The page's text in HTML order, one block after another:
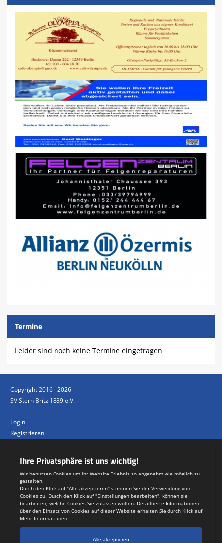
Termine
Leider sind noch keine Termine eingetragen
Copyright 2016 - 2026
SV Stern Britz 1889 e.V.
Login
Registrieren
Datenschutzerklärung
Teamsports 2
Dein Sportverein online